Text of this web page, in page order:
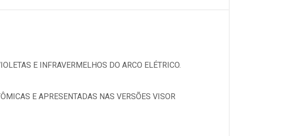
E INFRAVERMELHOS DO ARCO ELÉTRICO.
E APRESENTADAS NAS VERSÕES VISOR